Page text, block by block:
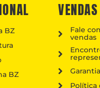
BZ
BZ
VENDAS
Fale
vendas
Garantia
Política